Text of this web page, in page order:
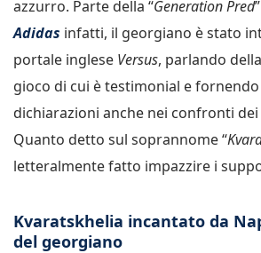
azzurro. Parte della “Generation Pred
Adidas infatti, il georgiano è stato
portale inglese Versus, parlando
gioco di cui è testimonial e
dichiarazioni anche nei confronti dei
Quanto detto sul soprannome “
letteralmente fatto impazzire i
Kvaratskhelia incantato da
del georgiano